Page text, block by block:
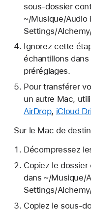
sous-dossier
~/Musique/Audio
Settings/
Ignorez cette
échantillons
préréglages.
Pour transférer
un autre Mac,
AirDrop, iCloud
Sur le Mac de
Décompressez
Copiez le
dans ~/Musique/
Settings/
Copiez le sous-